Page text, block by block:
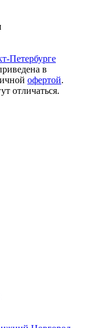
Петербурге
в
офертой.
отличаться.